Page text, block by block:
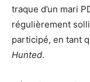
traque d’un mari
régulièrement
participé, en tant
Hunted.